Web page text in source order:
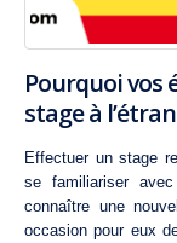
Pourquoi
stage à
Effectuer un stage
se familiariser
connaître une
occasion pour eux